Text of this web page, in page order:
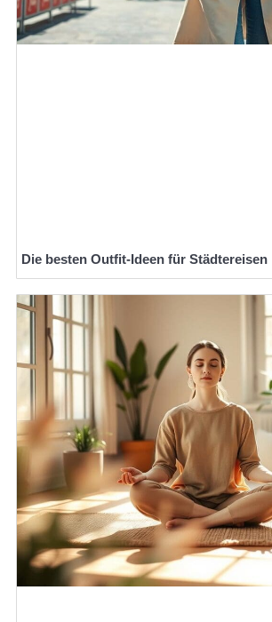
Die besten Outfit-Ideen für Städtereisen